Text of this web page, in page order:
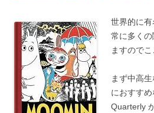
世界的に
常に多く
ますのでこ
まず中高
におすす
Quarterly